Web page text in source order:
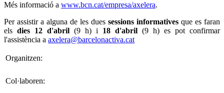
Més informació a www.bcn.cat/empresa/axelera.
Per assistir a alguna de les dues sessions informatives que es faran
els dies 12 d'abril (9 h) i 18 d'abril (9 h) es pot confirmar
l'assistència a axelera@barcelonactiva.cat
Organitzen:
Col·laboren: